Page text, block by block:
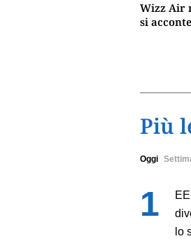
Wizz Air
si
Più
Oggi
lo